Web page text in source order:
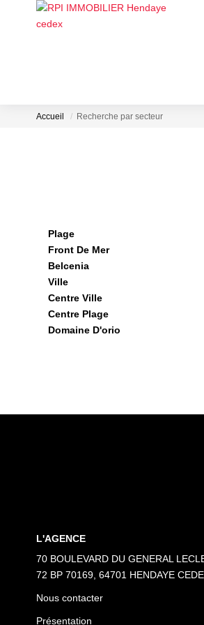
Accueil Recherche par secteur
Plage
Front De Mer
Belcenia
Ville
Centre Ville
Centre Plage
Domaine D'orio
L'AGENCE
70 BOULEVARD DU GENERAL
72 BP 70169, 64701 HENDAYE
Nous contacter
Présentation